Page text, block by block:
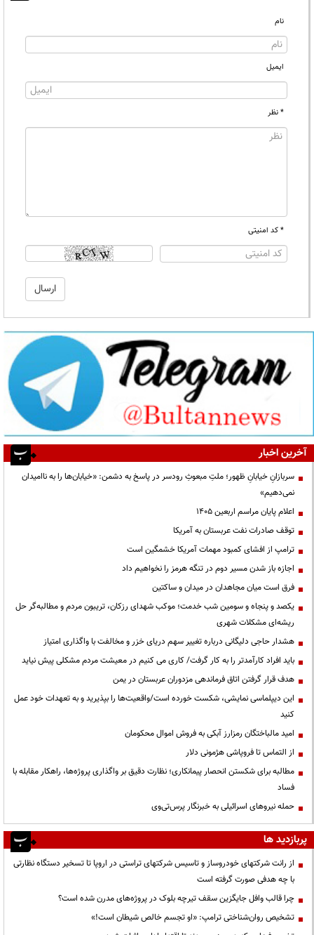
نام
ایمیل
* نظر
* کد امنیتی
آخرین اخبار
سربازانِ خیابانِ ظهور؛ ملتِ مبعوثِ رودسر در پاسخ به دشمن: «خیابان‌ها را به ناامیدان
نمی‌دهیم»
اعلام پایان مراسم اربعین ۱۴۰۵
توقف صادرات نفت عربستان به آمریکا
ترامپ از افشای کمبود مهمات آمریکا خشمگین است
اجازه باز شدن مسیر دوم در تنگه هرمز را نخواهیم داد
فرق است میان مجاهدان در میدان و ساکتین
یکصد و پنجاه و سومین شب خدمت؛ موکب شهدای رزکان، تریبون مردم و مطالبه‌گر حل
ریشه‌ای مشکلات شهری
هشدار حاجی دلیگانی درباره تغییر سهم دریای خزر و مخالفت با واگذاری امتیاز
باید افراد کارآمدتر را به کار گرفت/ کاری می کنیم در معیشت مردم مشکلی پیش نیاید
هدف قرار گرفتن اتاق‌ فرماندهی مزدوران عربستان در یمن
این دیپلماسی نمایشی، شکست خورده است/واقعیت‌ها را بپذیرید و به تعهدات خود عمل
کنید
امید مالباختگان رمزارز آبکی به فروش اموال محکومان
از التماس تا فروپاشی هژمونی دلار
مطالبه برای شکستن انحصار پیمانکاری؛ نظارت دقیق بر واگذاری پروژه‌ها، راهکار مقابله با
فساد
حمله نیروهای اسرائیلی به خبرنگار پرس‌تی‌وی
پربازدید ها
از رانت‌ شرکتهای خودروساز و تاسیس شرکتهای تراستی در اروپا تا تسخیر دستگاه نظارتی
با چه هدفی صورت گرفته است
چرا قالب وافل جایگزین سقف تیرچه بلوک در پروژه‌های مدرن شده است؟
تشخیص روان‌شناختی ترامپ: «او تجسم خالص شیطان است!»